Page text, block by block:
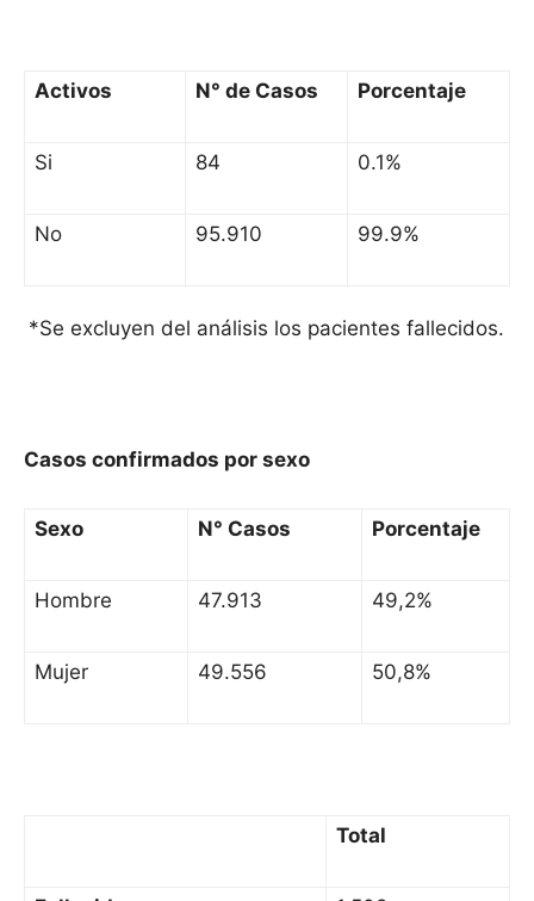
Activos N° de Casos Porcentaje
Si 84 0.1%
No 95.910 99.9%
*Se excluyen del análisis los pacientes fallecidos.
Casos confirmados por sexo
Sexo N° Casos Porcentaje
Hombre 47.913 49,2%
Mujer 49.556 50,8%
Total